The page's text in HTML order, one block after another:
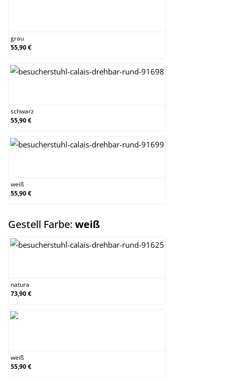
grau
55,90 €
schwarz
55,90 €
weiß
55,90 €
Gestell Farbe: weißauswählen
natura
73,90 €
weiß
55,90 €